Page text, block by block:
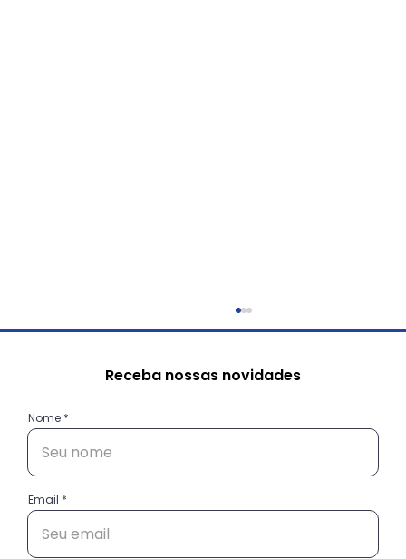
Conheça as histórias das
Receba nossas novidades
Nome
Email